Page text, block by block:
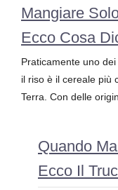
Mangiare
Ecco Cosa
Praticamente uno
il riso è il cereale più
Terra. Con delle
Quando
Ecco Il